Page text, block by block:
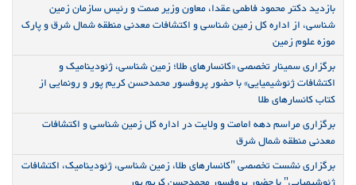
بازدید دکتر محمود فاطمی عقدا، معاون وزیر صمت و رئیس سازمان زمین
شناسی، از اداره کل زمین شناسی و اکتشافات معدنی منطقه شمال شرق و پارک
موزه علوم زمین
برگزاری سمینار تخصصی «کانسارهای طلا؛ زمین شناسی، ژئودینامیک و
اکتشافات ژئوشیمیایی» با حضور پروفسور محمدحسن کریم پور و رونمایی از
کتاب کانسارهای طلا
برگزاری مراسم دهه امامت و ولایت در اداره کل زمین شناسی و اکتشافات
معدنی منطقه شمال شرق
برگزاری نشست تخصصی "کانسارهای طلا، زمین شناسی، ژئودینامیک، اکتشافات